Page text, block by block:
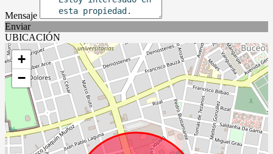
Mensaje
Enviar
UBICACIÓN
+
−